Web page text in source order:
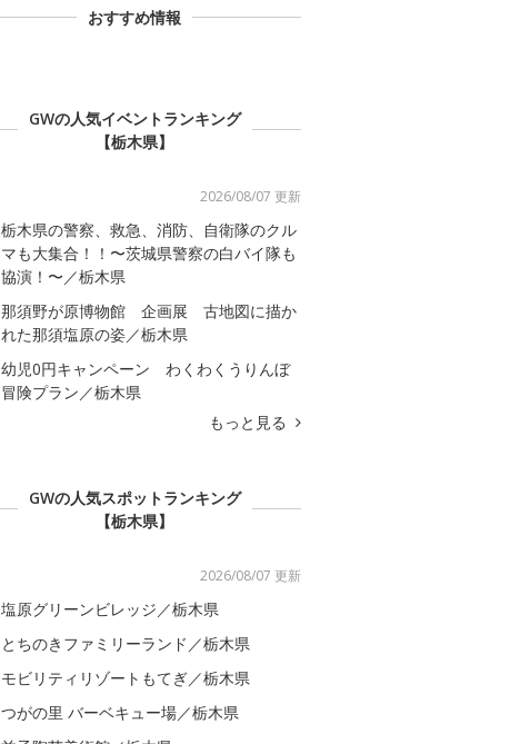
おすすめ情報
GWの人気イベントランキング
【栃木県】
2026/08/07 更新
栃木県の警察、救急、消防、自衛隊のクル
マも大集合！！〜茨城県警察の白バイ隊も
協演！〜／栃木県
那須野が原博物館 企画展 古地図に描か
れた那須塩原の姿／栃木県
幼児0円キャンペーン わくわくうりんぼ
冒険プラン／栃木県
もっと見る
GWの人気スポットランキング
【栃木県】
2026/08/07 更新
塩原グリーンビレッジ／栃木県
とちのきファミリーランド／栃木県
モビリティリゾートもてぎ／栃木県
つがの里 バーベキュー場／栃木県